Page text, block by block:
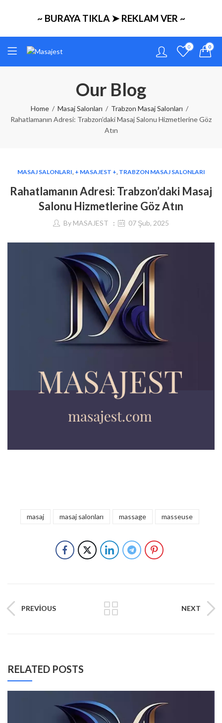
~ BURAYA TIKLA ➤ REKLAM VER ~
0 0
Our Blog
Home Masaj Salonları
Trabzon Masaj Salonları
Rahatlamanın Adresi: Trabzon’daki Masaj Salonu Hizmetlerine Göz
Atın
MASAJ SALONLARI, + MASAJEST +, TRABZON MASAJ SALONLARI
Rahatlamanın Adresi: Trabzon’daki Masaj
Salonu Hizmetlerine Göz Atın
By MASAJEST 07 Şub, 2025
masaj masaj salonları massage masseuse
PREVIOUS NEXT
RELATED POSTS